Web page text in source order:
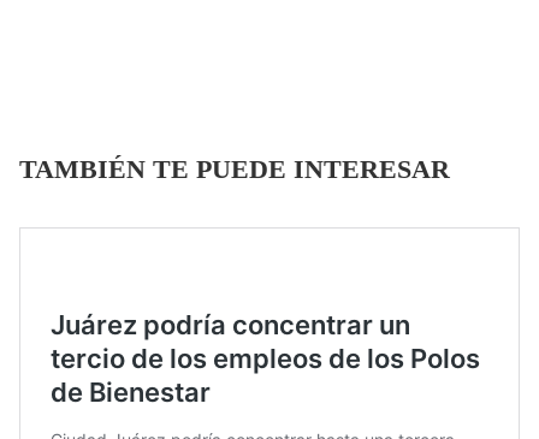
TAMBIÉN TE PUEDE INTERESAR